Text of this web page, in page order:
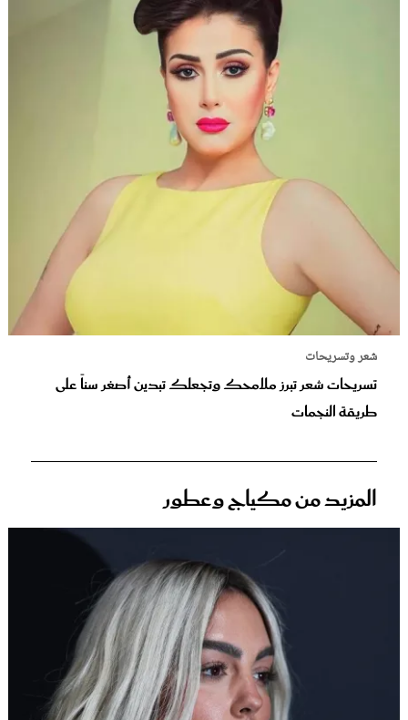
شعر وتسريحات
تسريحات شعر تبرز ملامحك وتجعلك تبدين أصغر سناً على
طريقة النجمات
المزيد من مكياج وعطور